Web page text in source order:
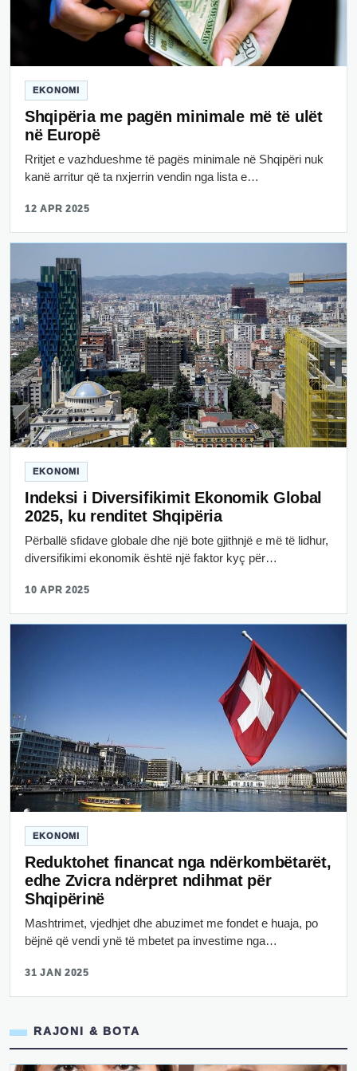
EKONOMI
Shqipëria me pagën minimale më të ulët
në Europë
Rritjet e vazhdueshme të pagës minimale në Shqipëri nuk
kanë arritur që ta nxjerrin vendin nga lista e…
12 APR 2025
EKONOMI
Indeksi i Diversifikimit Ekonomik Global
2025, ku renditet Shqipëria
Përballë sfidave globale dhe një bote gjithnjë e më të lidhur,
diversifikimi ekonomik është një faktor kyç për…
10 APR 2025
EKONOMI
Reduktohet financat nga ndërkombëtarët,
edhe Zvicra ndërpret ndihmat për
Shqipërinë
Mashtrimet, vjedhjet dhe abuzimet me fondet e huaja, po
bëjnë që vendi ynë të mbetet pa investime nga…
31 JAN 2025
RAJONI & BOTA